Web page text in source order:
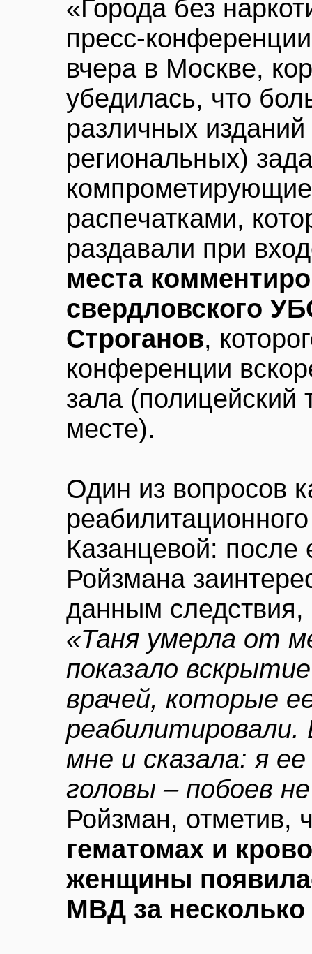
«Города без
пресс-
вчера в Москве,
убедилась, что
различных
региональных)
распечатками,
раздавали при
места
свердловского
Строганов,
конференции
зала (полицейский
месте).
Один из вопросов
Казанцевой:
Ройзмана
данным следствия,
«Таня умерла от
показало
врачей, которые
мне и сказала: я
головы – побоев
Ройзман, отметив,
гематомах и
женщины
МВД за